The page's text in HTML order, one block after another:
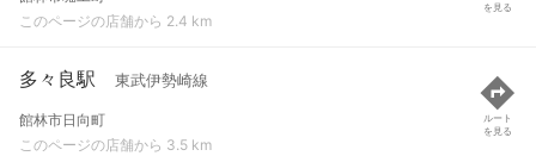
このページの店舗から 2.4 km
を見る
多々良駅 東武伊勢崎線
館林市日向町
このページの店舗から 3.5 km
ルート
を見る